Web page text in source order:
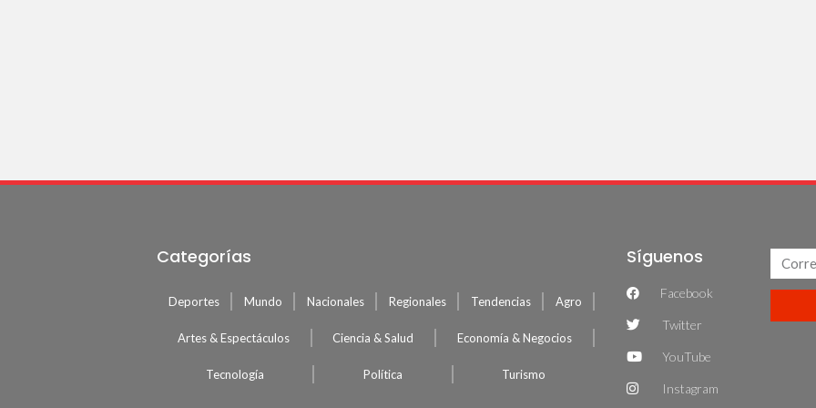
Categorías
Deportes Mundo Nacionales Regionales Tendencias Agro
Artes & Espectáculos Ciencia & Salud Economía & Negocios
Tecnología Política Turismo
Síguenos
Facebook
Twitter
YouTube
Instagram